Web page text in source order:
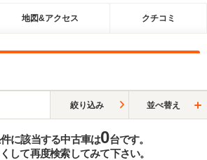
地図&アクセス クチコミ
絞り込み 並べ替え
に該当する中古車は0台です。
して再度検索してみて下さい。